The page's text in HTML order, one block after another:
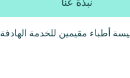
أطباء مقيمين للخدمة الهادفة